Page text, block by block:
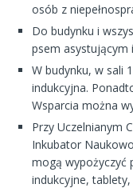
osób z
Do budynku i
psem asystującym
W budynku, w sali
indukcyjna.
Wsparcia można
Przy Uczelnianym
Inkubator
mogą wypożyczyć
indukcyjne,